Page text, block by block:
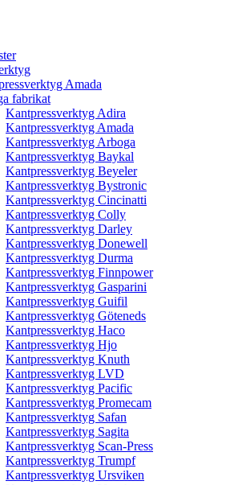
Amada
fabrikat
Kantpressverktyg Adira
Kantpressverktyg Amada
Kantpressverktyg Arboga
Kantpressverktyg Baykal
Kantpressverktyg Beyeler
Kantpressverktyg Bystronic
Kantpressverktyg Cincinatti
Kantpressverktyg Colly
Kantpressverktyg Darley
Kantpressverktyg Donewell
Kantpressverktyg Durma
Kantpressverktyg Finnpower
Kantpressverktyg Gasparini
Kantpressverktyg Guifil
Kantpressverktyg Göteneds
Kantpressverktyg Haco
Kantpressverktyg Hjo
Kantpressverktyg Knuth
Kantpressverktyg LVD
Kantpressverktyg Pacific
Kantpressverktyg Promecam
Kantpressverktyg Safan
Kantpressverktyg Sagita
Kantpressverktyg Scan-Press
Kantpressverktyg Trumpf
Kantpressverktyg Ursviken